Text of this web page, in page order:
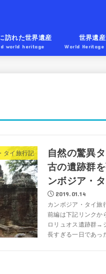
訪れた世界遺産
world heritage
世界遺産
World Heritage
タイ旅行記
自然の驚異
古の遺跡群
ンボジア・
2019.01.14
カンボジア・タイ旅
前編は下記リンク
ロリュオス遺跡群→
長すぎる一日であっ